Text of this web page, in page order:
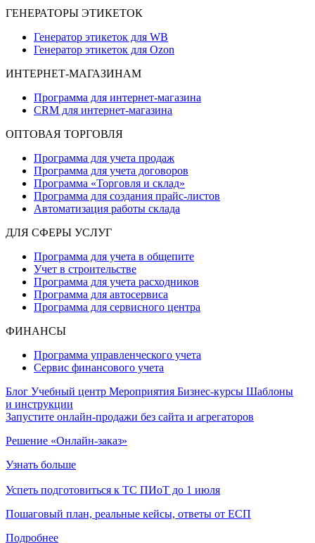
ГЕНЕРАТОРЫ ЭТИКЕТОК
Генератор этикеток для WB
Генератор этикеток для Ozon
ИНТЕРНЕТ-МАГАЗИНАМ
Программа для интернет-магазина
CRM для интернет-магазина
ОПТОВАЯ ТОРГОВЛЯ
Программа для учета продаж
Программа для учета договоров
Программа «Торговля и склад»
Программа для создания прайс‑листов
Автоматизация работы склада
ДЛЯ СФЕРЫ УСЛУГ
Программа для учета в общепите
Учет в строительстве
Программа для учета расходников
Программа для автосервиса
Программа для сервисного центра
ФИНАНСЫ
Программа управленческого учета
Сервис финансового учета
Блог Учебный центр Мероприятия Бизнес-курсы Шаблоны
и инструкции
Запустите онлайн-продажи без сайта и агрегаторов
Решение «Онлайн-заказ»
Узнать больше
Успеть подготовиться к ТС ПИоТ до 1 июля
Пошаговый план, реальные кейсы, ответы от ЕСП
Подробнее